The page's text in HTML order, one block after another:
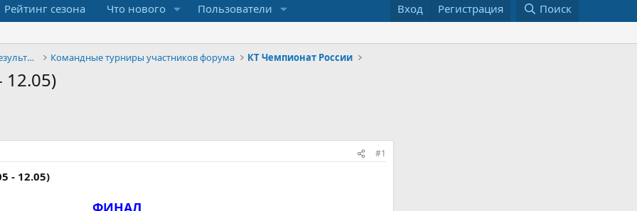
Рейтинг сезона Что нового Пользователи Вход Регистрация Поиск
Конкурсы прогнозов и обсуждение результатов Командные турниры участников форума КT Чемпионат России
12.05)
#1
- 12.05)
ФИНАЛ